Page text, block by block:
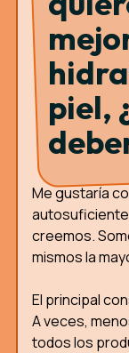
piel,
Me gustaría
autosuficiente
creemos.
mismos la
El principal
A veces,
todos los